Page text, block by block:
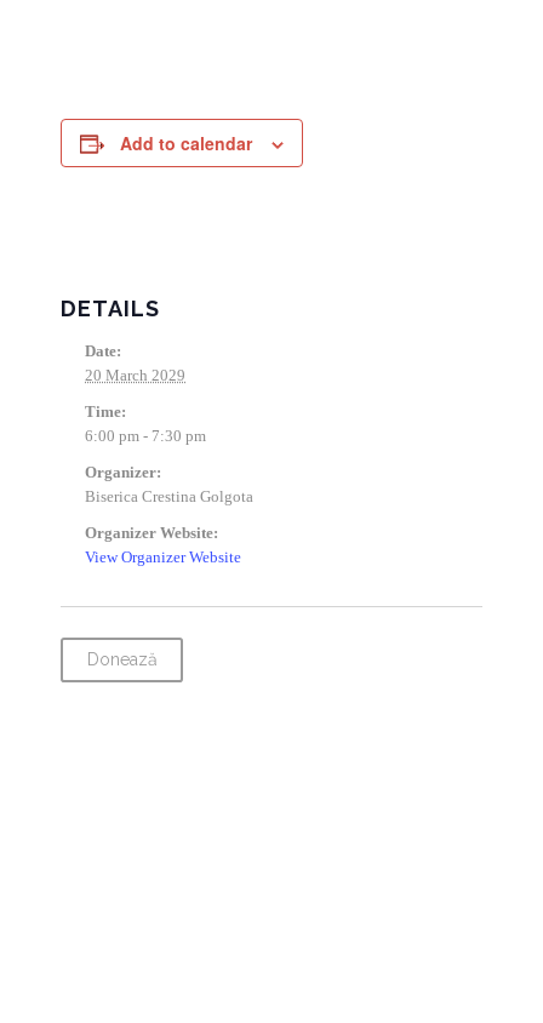
Add to calendar
DETAILS
Date:
20 March 2029
Time:
6:00 pm - 7:30 pm
Organizer:
Biserica Crestina Golgota
Organizer Website:
View Organizer Website
Donează